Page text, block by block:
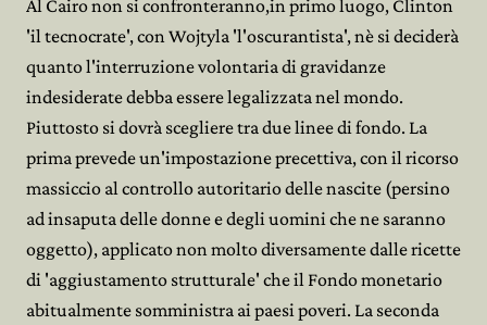
Al Cairo non si confronteranno,in primo luogo, Clinton
'il tecnocrate', con Wojtyla 'l'oscurantista', nè si deciderà
quanto l'interruzione volontaria di gravidanze
indesiderate debba essere legalizzata nel mondo.
Piuttosto si dovrà scegliere tra due linee di fondo. La
prima prevede un'impostazione precettiva, con il ricorso
massiccio al controllo autoritario delle nascite (persino
ad insaputa delle donne e degli uomini che ne saranno
oggetto), applicato non molto diversamente dalle ricette
di 'aggiustamento strutturale' che il Fondo monetario
abitualmente somministra ai paesi poveri. La seconda